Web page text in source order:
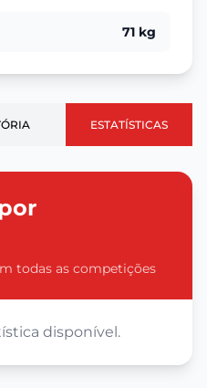
71 kg
ESTATÍSTICAS
todas as competições
disponível.